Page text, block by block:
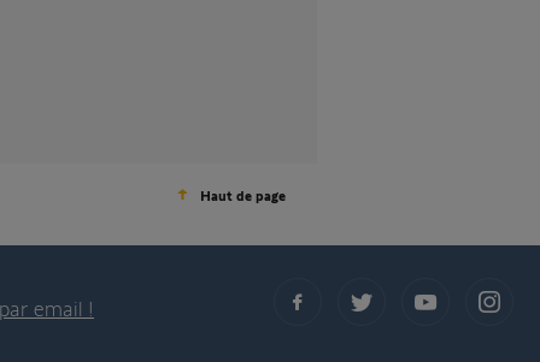
Haut de page
email !